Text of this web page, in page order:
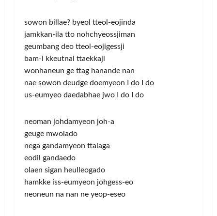
sowon billae? byeol tteol-eojinda
jamkkan-ila tto nohchyeossjiman
geumbang deo tteol-eojigessji
bam-i kkeutnal ttaekkaji
wonhaneun ge ttag hanande nan
nae sowon deudge doemyeon I do I do
us-eumyeo daedabhae jwo I do I do
neoman johdamyeon joh-a
geuge mwolado
nega gandamyeon ttalaga
eodil gandaedo
olaen sigan heulleogado
hamkke iss-eumyeon johgess-eo
neoneun na nan ne yeop-eseo